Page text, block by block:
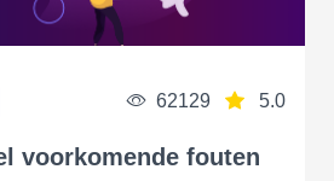
62129 5.0
voorkomende fouten